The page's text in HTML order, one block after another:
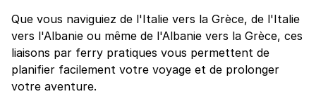
Que vous naviguiez de l'Italie vers la Grèce, de l'Italie
vers l'Albanie ou même de l'Albanie vers la Grèce, ces
liaisons par ferry pratiques vous permettent de
planifier facilement votre voyage et de prolonger
votre aventure.